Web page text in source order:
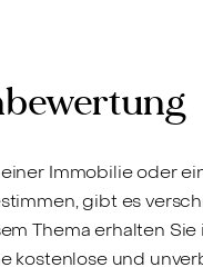
Immobilie oder
gibt es
Thema erhalten
kostenlose und